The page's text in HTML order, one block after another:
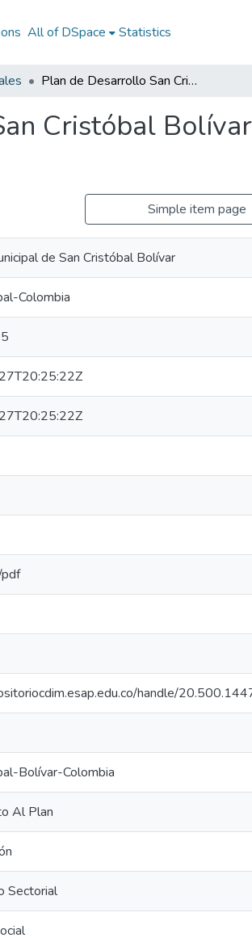
All of DSpace Statistics
Plan de Desarrollo San Cristóbal Bolívar 2012-2015: PD San Cristóbal Bolívar 2012-2015
Cristóbal
Simple item page
de San Cristóbal Bolívar
Colombia
handle/
Bolívar-Colombia
Al Plan
Sectorial